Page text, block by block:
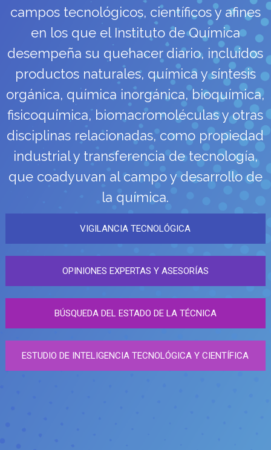
campos tecnológicos, científicos y afines
en los que el Instituto de Química
desempeña su quehacer diario, incluidos
productos naturales, química y síntesis
orgánica, química inorgánica, bioquímica,
fisicoquímica, biomacromoléculas y otras
disciplinas relacionadas, como propiedad
industrial y transferencia de tecnología,
que coadyuvan al campo y desarrollo de
la química.
VIGILANCIA TECNOLÓGICA
OPINIONES EXPERTAS Y ASESORÍAS
BÚSQUEDA DEL ESTADO DE LA TÉCNICA
ESTUDIO DE INTELIGENCIA TECNOLÓGICA Y CIENTÍFICA